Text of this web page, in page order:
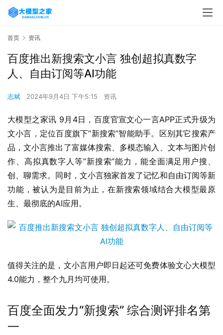
首页 资讯
百度推出新搜索文小言 独创超拟真数字
人、自由订阅等AI功能
志斌 2024年9月4日 下午5:15 资讯
大模型之家讯 9月4日，百度官宣文心一言APP正式升级为
文小言，定位百度旗下“新搜索”智能助手。区别其它搜索产
品，文小言推出了富媒体搜索、多模态输入、文本与图片创
作、高拟真数字人等”新搜索”能力，能全面满足用户搜、
创、聊需求。同时，文小言独家首发了记忆和自由订阅等新
功能，被认为是目前为止，在新搜索领域结合大模型最原
生、最彻底的AI应用。
值得关注的是，文小言用户即日起还可免费体验文心大模型
4.0能力，整个九月均可使用。
百度全面发力“新搜索” 综合测评排名第
一